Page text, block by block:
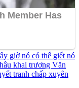
giờ nó có thể giết nó
khai trương Văn
tranh chấp xuyên